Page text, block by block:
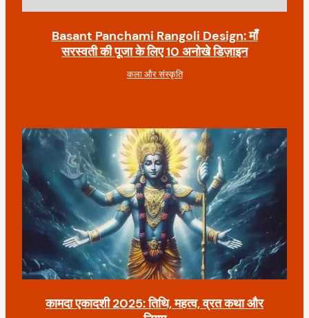
Basant Panchami Rangoli Design: माँ
सरस्वती की पूजा के लिए 10 अनोखे डिज़ाइन
कला और संस्कृति
कामदा एकादशी 2025: तिथि, महत्व, व्रत कथा और